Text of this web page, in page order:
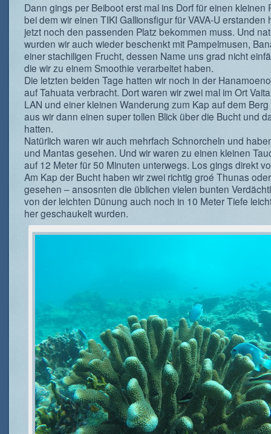
Dann gings per Beiboot erst mal ins Dorf für einen kleinen
bei dem wir einen TIKI Gallionsfigur für VAVA-U erstanden
jetzt noch den passenden Platz bekommen muss. Und
wurden wir auch wieder beschenkt mit Pampelmusen,
einer stachiligen Frucht, dessen Name uns grad nicht
die wir zu einem Smoothie verarbeitet haben.
Die letzten beiden Tage hatten wir noch in der
auf Tahuata verbracht. Dort waren wir zwei mal im Ort
LAN und einer kleinen Wanderung zum Kap auf dem
aus wir dann einen super tollen Blick über die Bucht und
hatten.
Natürlich waren wir auch mehrfach Schnorcheln und
und Mantas gesehen. Und wir waren zu einen kleinen
auf 12 Meter für 50 Minuten unterwegs. Los gings direkt
Am Kap der Bucht haben wir zwei richtig groé Thunas
gesehen – ansosnten die üblichen vielen bunten
von der leichten Dünung auch noch in 10 Meter Tiefe
her geschaukelt wurden.